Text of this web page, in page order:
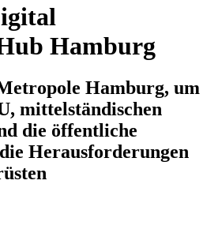
Hamburg
Hamburg, um
mittelständischen
die öffentliche
Herausforderungen